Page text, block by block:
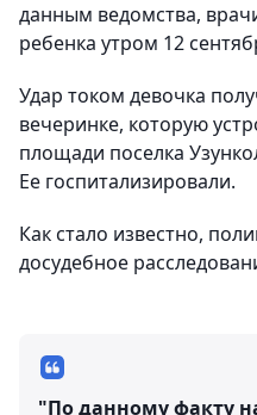
данным ведомства,
ребенка утром 12
Удар током девочка
вечеринке, которую
площади поселка
Ее госпитализировали.
Как стало известно,
досудебное
"По данному факту